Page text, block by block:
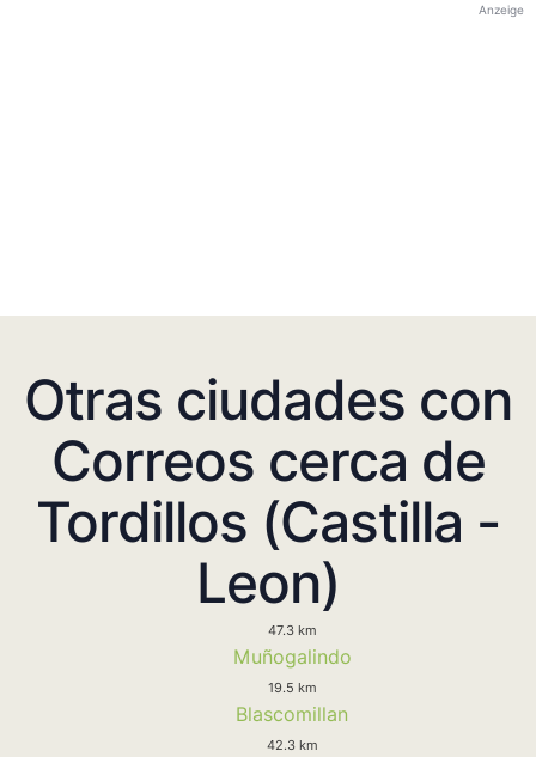
Anzeige
Otras ciudades con
Correos cerca de
Tordillos (Castilla -
Leon)
47.3 km
Muñogalindo
19.5 km
Blascomillan
42.3 km